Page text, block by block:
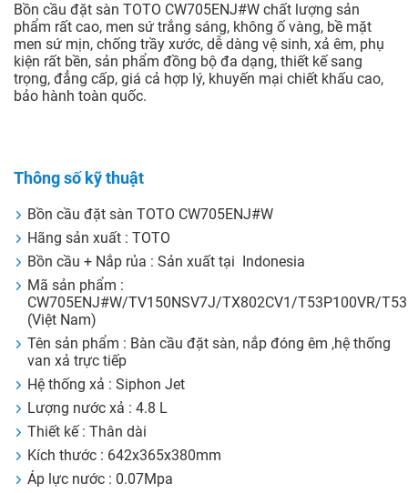
Bồn cầu đặt sàn TOTO CW705ENJ#W chất lượng sản
phẩm rất cao, men sứ trắng sáng, không ố vàng, bề mặt
men sứ mịn, chống trầy xước, dễ dàng vệ sinh, xả êm, phụ
kiện rất bền, sản phẩm đồng bộ đa dạng, thiết kế sang
trọng, đẳng cấp, giá cả hợp lý, khuyến mại chiết khấu cao,
bảo hành toàn quốc.
Thông số kỹ thuật
Bồn cầu đặt sàn TOTO CW705ENJ#W
Hãng sản xuất : TOTO
Bồn cầu + Nắp rủa : Sản xuất tại Indonesia
Mã sản phẩm :
CW705ENJ#W/TV150NSV7J/TX802CV1/T53P100VR/
(Việt Nam)
Tên sản phẩm : Bàn cầu đặt sàn, nắp đóng êm ,hệ thống
van xả trực tiếp
Hệ thống xả : Siphon Jet
Lượng nước xả : 4.8 L
Thiết kế : Thân dài
Kích thước : 642x365x380mm
Áp lực nước : 0.07Mpa